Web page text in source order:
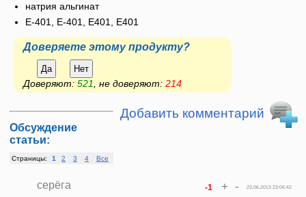
натрия альгинат
E-401, Е-401, E401, Е401
Доверяете этому продукту?
Да Нет
Доверяют: 521 , не доверяют: 214
Добавить комментарий
Обсуждение
статьи:
Страницы: 1 2 3 4 Все
серёга 23.06.2013 23:06:42
-1 + -